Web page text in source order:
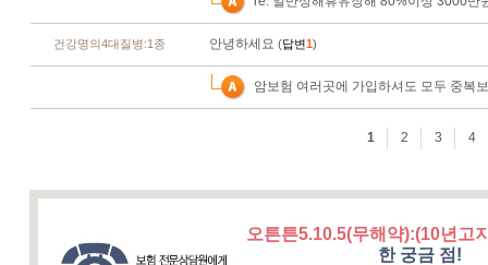
오튼튼5.10.5(무해약):(10년고
한 궁금 점!